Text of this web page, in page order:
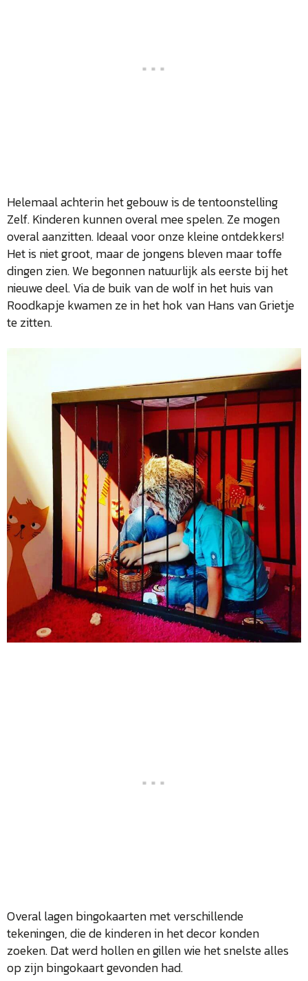
Helemaal achterin het gebouw is de tentoonstelling
Zelf. Kinderen kunnen overal mee spelen. Ze mogen
overal aanzitten. Ideaal voor onze kleine ontdekkers!
Het is niet groot, maar de jongens bleven maar toffe
dingen zien. We begonnen natuurlijk als eerste bij het
nieuwe deel. Via de buik van de wolf in het huis van
Roodkapje kwamen ze in het hok van Hans van Grietje
te zitten.
Overal lagen bingokaarten met verschillende
tekeningen, die de kinderen in het decor konden
zoeken. Dat werd hollen en gillen wie het snelste alles
op zijn bingokaart gevonden had.